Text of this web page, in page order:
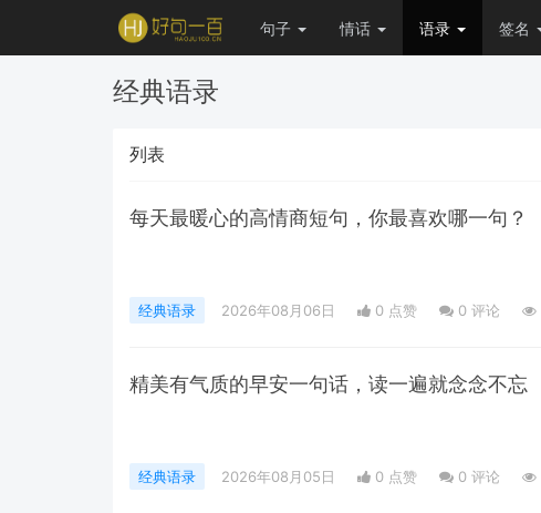
句子 情话 语录 签名
经典语录
列表
每天最暖心的高情商短句，你最喜欢哪一句？
经典语录 2026年08月06日 0 点赞 0 评论
精美有气质的早安一句话，读一遍就念念不忘
经典语录 2026年08月05日 0 点赞 0 评论